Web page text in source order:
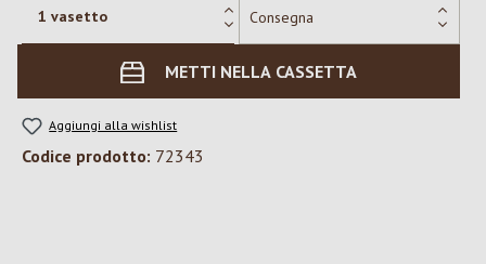
METTI NELLA CASSETTA
Aggiungi alla wishlist
Codice prodotto: 72343